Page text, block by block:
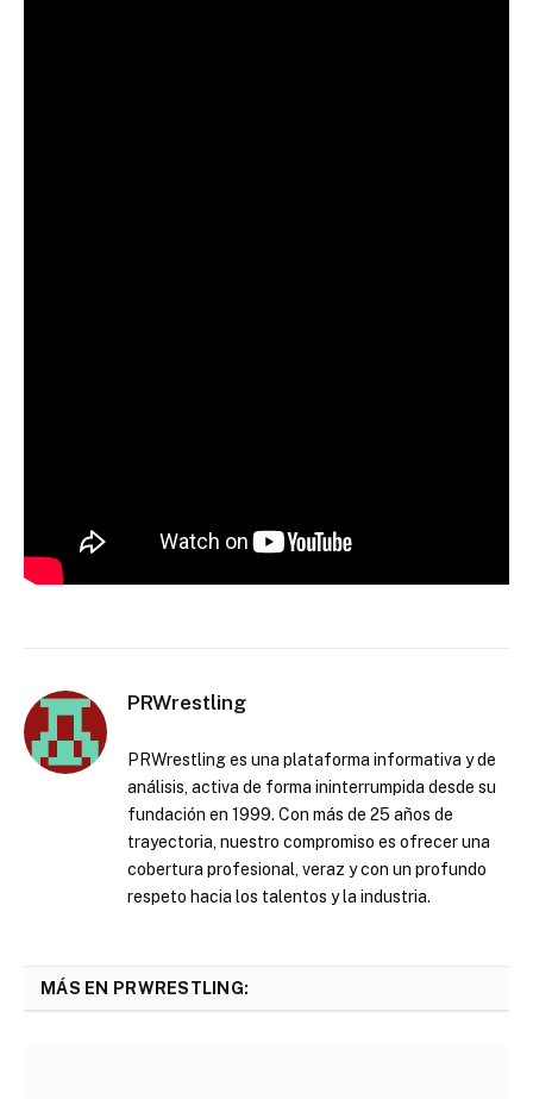
PRWrestling
PRWrestling es una plataforma informativa y de
análisis, activa de forma ininterrumpida desde su
fundación en 1999. Con más de 25 años de
trayectoria, nuestro compromiso es ofrecer una
cobertura profesional, veraz y con un profundo
respeto hacia los talentos y la industria.
MÁS EN PRWRESTLING: